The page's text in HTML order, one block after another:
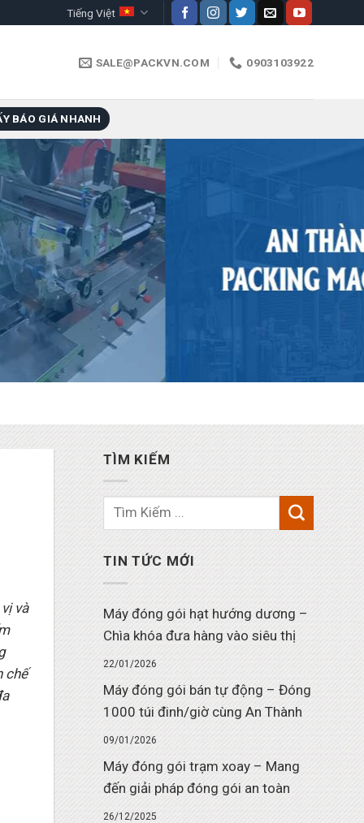
Tiếng Việt
SALE@PACKVN.COM 0903103922
BÁO GIÁ NHANH
và
chế
TÌM KIẾM
TIN TỨC MỚI
Máy đóng gói hạt hướng dương –
Chìa khóa đưa hàng vào siêu thị
22/01/2026
Máy đóng gói bán tự động – Đóng
1000 túi đinh/giờ cùng An Thành
09/01/2026
Máy đóng gói trạm xoay – Mang
đến giải pháp đóng gói an toàn
26/12/2025